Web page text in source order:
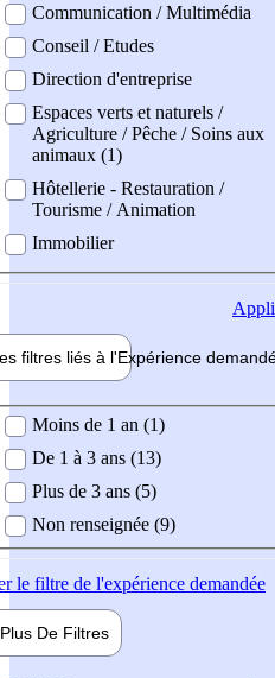
Communication / Multimédia
Conseil / Etudes
Direction d'entreprise
Espaces verts et naturels /
Agriculture / Pêche / Soins aux
animaux (1)
Hôtellerie - Restauration /
Tourisme / Animation
Immobilier
filtres liés à l'Expérience
demandée
Moins de 1 an (1)
De 1 à 3 ans (13)
Plus de 3 ans (5)
Non renseignée (9)
le filtre de l'expérience demandée
Plus De Filtres